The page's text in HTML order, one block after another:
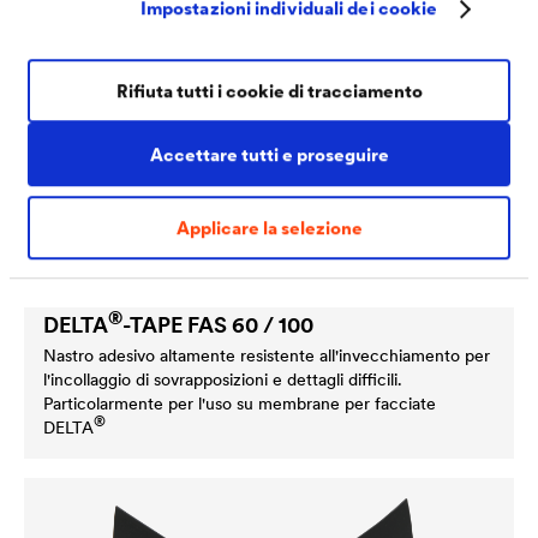
Impostazioni individuali dei cookie
Accettare tutti e proseguire
Applicare la selezione
Rifiuta tutti i cookie di tracciamento
DELTA®-TAPE FAS 60 / 100
Nastro adesivo altamente resistente all'invecchiamento per
l'incollaggio di sovrapposizioni e dettagli difficili.
Particolarmente per l'uso su membrane per facciate
DELTA®